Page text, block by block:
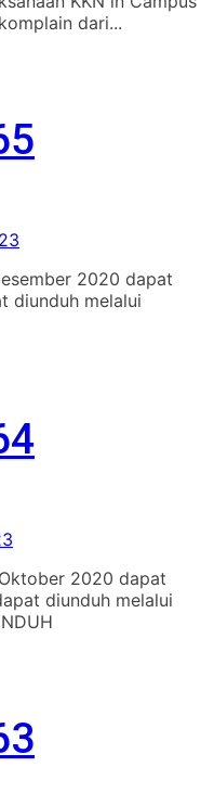
dari...
2020 dapat
diunduh melalui
2020 dapat
diunduh melalui